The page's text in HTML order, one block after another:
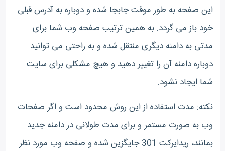
این صفحه به طور موقت جابجا شده و دوباره به آدرس قبلی
خود باز می گردد. به همین ترتیب صفحه وب شما برای
مدتی به دامنه دیگری منتقل شده و به راحتی می توانید
دوباره دامنه آن را تغییر دهید و هیچ مشکلی برای سایت
شما ایجاد نشود.
نکته: مدت استفاده از این روش محدود است و اگر صفحات
وب به صورت مستمر و برای مدت طولانی در دامنه جدید
بمانند، ریدایرکت 301 جایگزین شده و صفحه وب مورد نظر